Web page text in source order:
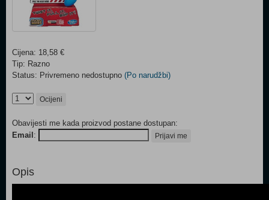
Cijena: 18,58 €
Tip: Razno
Status: Privremeno nedostupno (Po narudžbi)
Ocijeni
Obavijesti me kada proizvod postane dostupan:
Email : Prijavi me
Opis